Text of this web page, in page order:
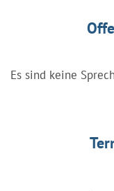
Es sind keine